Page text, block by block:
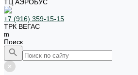
ТЦ АЭРОБУС
+7 (916) 359-15-15
ТРК ВЕГАС
Поиск